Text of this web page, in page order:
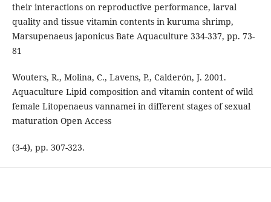
their interactions on reproductive performance, larval
quality and tissue vitamin contents in kuruma shrimp,
Marsupenaeus japonicus Bate Aquaculture 334-337, pp. 73-
81
Wouters, R., Molina, C., Lavens, P., Calderón, J. 2001.
Aquaculture Lipid composition and vitamin content of wild
female Litopenaeus vannamei in different stages of sexual
maturation Open Access
(3-4), pp. 307-323.